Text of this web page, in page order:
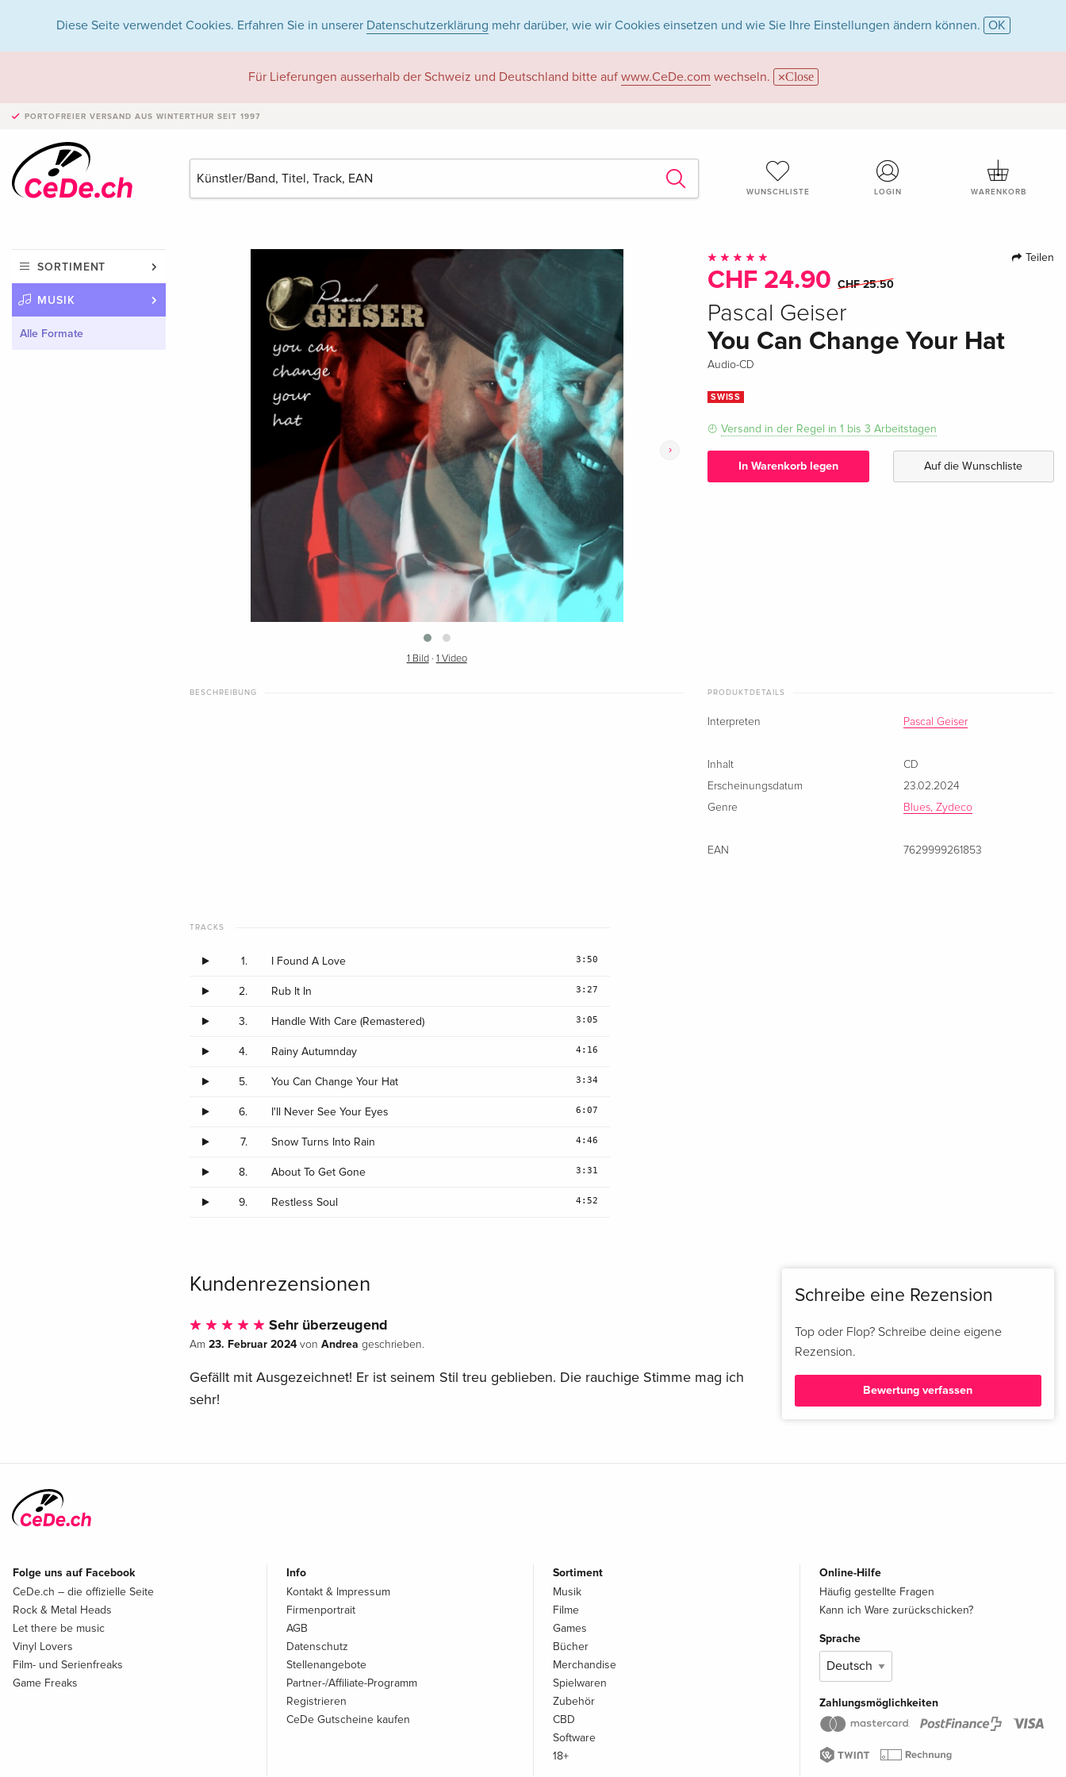
Diese Seite verwendet Cookies. Erfahren Sie in unserer Datenschutzerklärung mehr darüber, wie wir Cookies einsetzen und wie Sie Ihre Einstellungen ändern können. OK
Für Lieferungen ausserhalb der Schweiz und Deutschland bitte auf www.CeDe.com wechseln. Close
PORTOFREIER VERSAND AUS WINTERTHUR SEIT 1997
WUNSCHLISTE LOGIN WARENKORB
SORTIMENT
MUSIK
Alle Formate
›
1 Bild · 1 Video
Teilen
CHF 24.90 CHF 25.50
Pascal Geiser
You Can Change Your Hat
Audio-CD
SWISS
Versand in der Regel in 1 bis 3 Arbeitstagen
In Warenkorb legen Auf die Wunschliste
BESCHREIBUNG PRODUKTDETAILS
Interpreten Pascal Geiser
Inhalt
CD
Erscheinungsdatum
23.02.2024
Genre
Blues, Zydeco
EAN 7629999261853
TRACKS
1. I Found A Love 3:50
2. Rub It In 3:27
3. Handle With Care (Remastered) 3:05
4. Rainy Autumnday 4:16
5. You Can Change Your Hat 3:34
6. I'll Never See Your Eyes 6:07
7. Snow Turns Into Rain 4:46
8. About To Get Gone 3:31
9. Restless Soul 4:52
Kundenrezensionen
Sehr überzeugend
Am 23. Februar 2024von Andrea geschrieben.
Gefällt mit Ausgezeichnet! Er ist seinem Stil treu geblieben. Die rauchige Stimme mag ich
sehr!
Schreibe eine Rezension
Top oder Flop? Schreibe deine eigene
Rezension.
Bewertung verfassen
Folge uns auf Facebook
CeDe.ch – die offizielle Seite
Rock & Metal Heads
Let there be music
Vinyl Lovers
Film- und Serienfreaks
Game Freaks
Info
Kontakt & Impressum
Firmenportrait
AGB
Datenschutz
Stellenangebote
Partner-/Affiliate-Programm
Registrieren
CeDe Gutscheine kaufen
Sortiment
Musik
Filme
Games
Bücher
Merchandise
Spielwaren
Zubehör
CBD
Software
18+
Online-Hilfe
Häufig gestellte Fragen
Kann ich Ware zurückschicken?
Sprache
Zahlungsmöglichkeiten